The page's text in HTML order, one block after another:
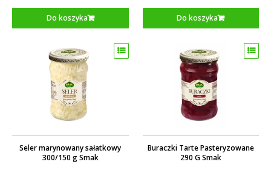
Do koszyka Do koszyka
Seler marynowany sałatkowy
300/150 g Smak
Buraczki Tarte Pasteryzowane
290 G Smak